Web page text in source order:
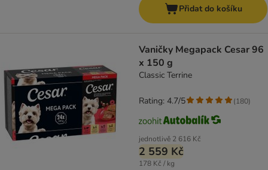
Přidat do košíku
Vaničky Megapack Cesar 96
x 150 g
Classic Terrine
jednotlivě 2 616 Kč
2 559 Kč
178 Kč / kg
Rating: 4.7/5 (180)